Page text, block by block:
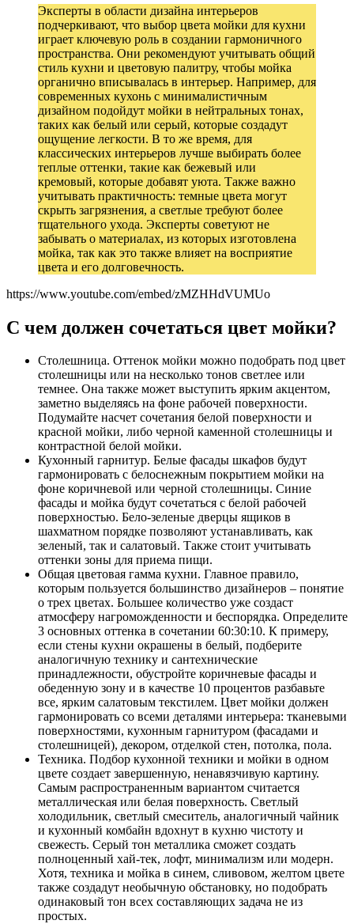
Эксперты в области дизайна интерьеров
подчеркивают, что выбор цвета мойки для кухни
играет ключевую роль в создании гармоничного
пространства. Они рекомендуют учитывать общий
стиль кухни и цветовую палитру, чтобы мойка
органично вписывалась в интерьер. Например, для
современных кухонь с минималистичным
дизайном подойдут мойки в нейтральных тонах,
таких как белый или серый, которые создадут
ощущение легкости. В то же время, для
классических интерьеров лучше выбирать более
теплые оттенки, такие как бежевый или
кремовый, которые добавят уюта. Также важно
учитывать практичность: темные цвета могут
скрыть загрязнения, а светлые требуют более
тщательного ухода. Эксперты советуют не
забывать о материалах, из которых изготовлена
мойка, так как это также влияет на восприятие
цвета и его долговечность.
https://www.youtube.com/embed/zMZHHdVUMUo
С чем должен сочетаться цвет мойки?
Столешница. Оттенок мойки можно подобрать под цвет
столешницы или на несколько тонов светлее или
темнее. Она также может выступить ярким акцентом,
заметно выделяясь на фоне рабочей поверхности.
Подумайте насчет сочетания белой поверхности и
красной мойки, либо черной каменной столешницы и
контрастной белой мойки.
Кухонный гарнитур. Белые фасады шкафов будут
гармонировать с белоснежным покрытием мойки на
фоне коричневой или черной столешницы. Синие
фасады и мойка будут сочетаться с белой рабочей
поверхностью. Бело-зеленые дверцы ящиков в
шахматном порядке позволяют устанавливать, как
зеленый, так и салатовый. Также стоит учитывать
оттенки зоны для приема пищи.
Общая цветовая гамма кухни. Главное правило,
которым пользуется большинство дизайнеров – понятие
о трех цветах. Большее количество уже создаст
атмосферу нагроможденности и беспорядка. Определите
3 основных оттенка в сочетании 60:30:10. К примеру,
если стены кухни окрашены в белый, подберите
аналогичную технику и сантехнические
принадлежности, обустройте коричневые фасады и
обеденную зону и в качестве 10 процентов разбавьте
все, ярким салатовым текстилем. Цвет мойки должен
гармонировать со всеми деталями интерьера: тканевыми
поверхностями, кухонным гарнитуром (фасадами и
столешницей), декором, отделкой стен, потолка, пола.
Техника. Подбор кухонной техники и мойки в одном
цвете создает завершенную, ненавязчивую картину.
Самым распространенным вариантом считается
металлическая или белая поверхность. Светлый
холодильник, светлый смеситель, аналогичный чайник
и кухонный комбайн вдохнут в кухню чистоту и
свежесть. Серый тон металлика сможет создать
полноценный хай-тек, лофт, минимализм или модерн.
Хотя, техника и мойка в синем, сливовом, желтом цвете
также создадут необычную обстановку, но подобрать
одинаковый тон всех составляющих задача не из
простых.